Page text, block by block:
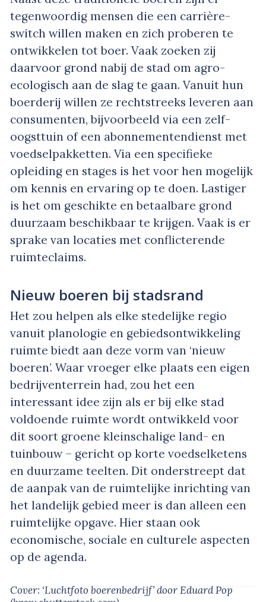
tegenwoordig mensen die een carrière-
switch willen maken en zich proberen te
ontwikkelen tot boer. Vaak zoeken zij
daarvoor grond nabij de stad om agro-
ecologisch aan de slag te gaan. Vanuit hun
boerderij willen ze rechtstreeks leveren aan
consumenten, bijvoorbeeld via een zelf-
oogsttuin of een abonnementendienst met
voedselpakketten. Via een specifieke
opleiding en stages is het voor hen mogelijk
om kennis en ervaring op te doen. Lastiger
is het om geschikte en betaalbare grond
duurzaam beschikbaar te krijgen. Vaak is er
sprake van locaties met conflicterende
ruimteclaims.
Nieuw boeren bij stadsrand
Het zou helpen als elke stedelijke regio
vanuit planologie en gebiedsontwikkeling
ruimte biedt aan deze vorm van ‘nieuw
boeren’. Waar vroeger elke plaats een eigen
bedrijventerrein had, zou het een
interessant idee zijn als er bij elke stad
voldoende ruimte wordt ontwikkeld voor
dit soort groene kleinschalige land- en
tuinbouw – gericht op korte voedselketens
en duurzame teelten. Dit onderstreept dat
de aanpak van de ruimtelijke inrichting van
het landelijk gebied meer is dan alleen een
ruimtelijke opgave. Hier staan ook
economische, sociale en culturele aspecten
op de agenda.
Cover: ‘Luchtfoto boerenbedrijf’door Eduard Pop